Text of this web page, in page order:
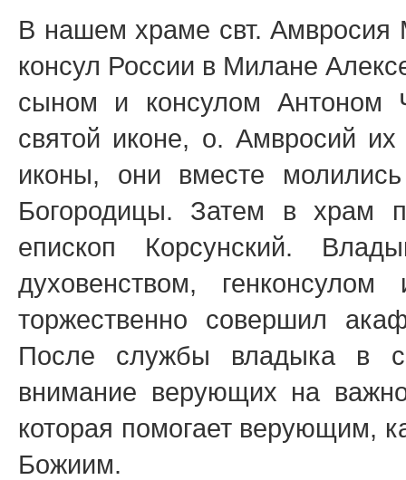
В нашем храме свт. Амвросия
консул России в Милане
сыном и консулом Антоном
святой иконе, о. Амвросий
иконы, они вместе
Богородицы. Затем в храм
епископ Корсунский.
духовенством,
торжественно совершил
После службы владыка в
внимание верующих на
которая помогает верующим,
Божиим.